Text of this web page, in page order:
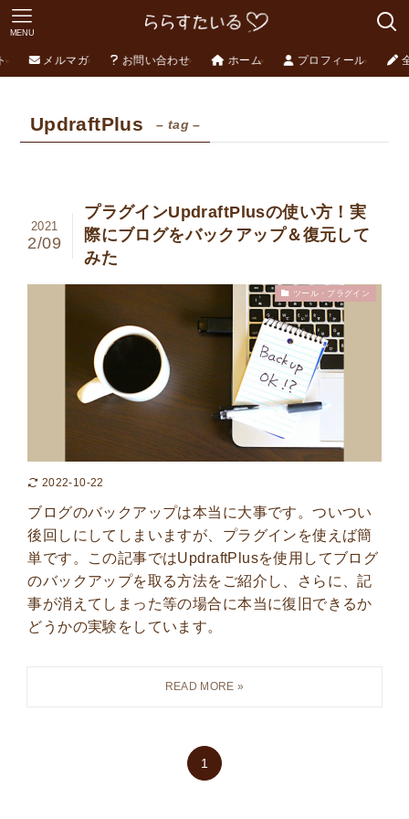
MENU
メルマガ お問い合わせ ホーム プロフィール
UpdraftPlus – tag –
プラグインUpdraftPlusの使い方！実
際にブログをバックアップ＆復元して
みた
2021
2/09
ツール・プラグイン
2022-10-22
ブログのバックアップは本当に大事です。ついつい
後回しにしてしまいますが、プラグインを使えば簡
単です。この記事ではUpdraftPlusを使用してブログ
のバックアップを取る方法をご紹介し、さらに、記
事が消えてしまった等の場合に本当に復旧できるか
どうかの実験をしています。
1